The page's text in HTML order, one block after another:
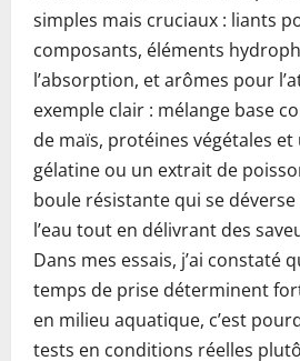
simples mais cruciaux : liants
composants, éléments
l’absorption, et arômes pour
exemple clair : mélange base
de maïs, protéines végétales
gélatine ou un extrait de
boule résistante qui se
l’eau tout en délivrant des
Dans mes essais, j’ai constaté
temps de prise déterminent
en milieu aquatique, c’est
tests en conditions réelles